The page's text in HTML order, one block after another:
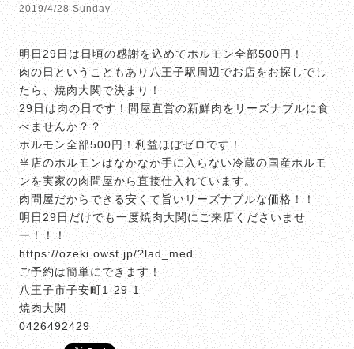
2019/4/28 Sunday
明日29日は日頃の感謝を込めてホルモン全部500円！
肉の日ということもあり八王子駅周辺でお店をお探しでし
たら、焼肉大関で決まり！
29日は肉の日です！問屋直営の新鮮肉をリーズナブルに食
べませんか？？
ホルモン全部500円！利益ほぼゼロです！
当店のホルモンはなかなか手に入らない冷蔵の国産ホルモ
ンを実家の肉問屋から直接仕入れています。
肉問屋だからできる安くて旨いリーズナブルな価格！！
明日29日だけでも一度焼肉大関にご来店くださいませ
ー！！！
https://ozeki.owst.jp/?lad_med
ご予約は簡単にできます！
八王子市子安町1-29-1
焼肉大関
0426492429